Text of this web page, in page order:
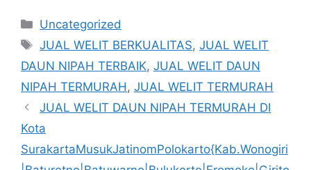
Kategori
Uncategorized
Tag
JUAL WELIT BERKUALITAS,JUAL WELIT
DAUN NIPAH TERBAIK, JUAL WELIT DAUN
NIPAH TERMURAH, JUAL WELIT TERMURAH
JUAL WELIT DAUN NIPAH TERMURAH DI
Kota
SurakartaMusukJatinomPolokarto{Kab.Wonogiri